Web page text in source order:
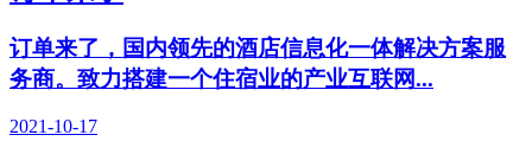
订单来了，国内领先的酒店信息化一体解决方案服
务商。致力搭建一个住宿业的产业互联网...
2021-10-17